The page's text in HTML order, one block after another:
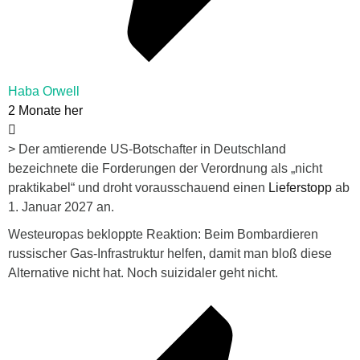
Haba Orwell
2 Monate her
> Der amtierende US-Botschafter in Deutschland
bezeichnete die Forderungen der Verordnung als „nicht
praktikabel“ und droht vorausschauend einen Lieferstopp ab
1. Januar 2027 an.
Westeuropas bekloppte Reaktion: Beim Bombardieren
russischer Gas-Infrastruktur helfen, damit man bloß diese
Alternative nicht hat. Noch suizidaler geht nicht.